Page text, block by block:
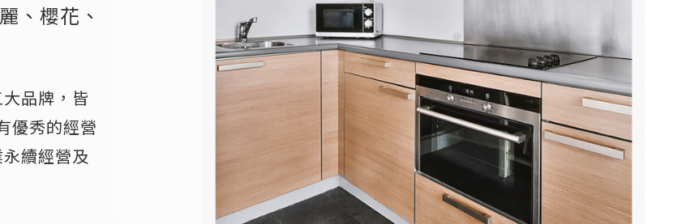
、櫻花、
品牌，皆
優秀的經營
續經營及